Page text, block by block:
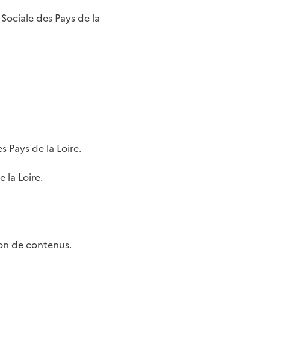
des Pays de la
Pays de la Loire.
la Loire.
de contenus.